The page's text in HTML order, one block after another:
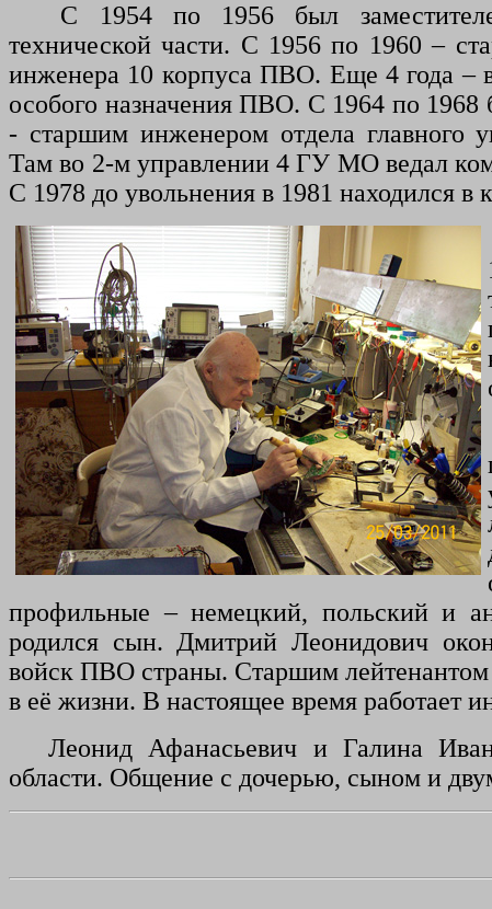
С 1954 по 1956 был
технической части. С 1956 по 1960 –
инженера 10 корпуса ПВО. Еще 4 года –
особого назначения ПВО. С 1964 по
- старшим инженером отдела главного
Там во 2‑м управлении 4 ГУ МО ведал
С 1978 до увольнения в 1981 находился в
профильные – немецкий, польский и
родился сын. Дмитрий Леонидович
войск ПВО страны. Старшим лейтенантом
в её жизни. В настоящее время работает
Леонид Афанасьевич и Галина
области. Общение с дочерью, сыном и